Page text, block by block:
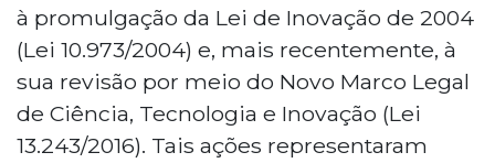
à promulgação da Lei de Inovação de 2004
(Lei 10.973/2004) e, mais recentemente, à
sua revisão por meio do Novo Marco Legal
de Ciência, Tecnologia e Inovação (Lei
13.243/2016). Tais ações representaram